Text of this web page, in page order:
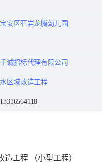
安区石岩龙腾幼儿园
诚招标代理有限公司
区域改造工程
工程 （小型工程）